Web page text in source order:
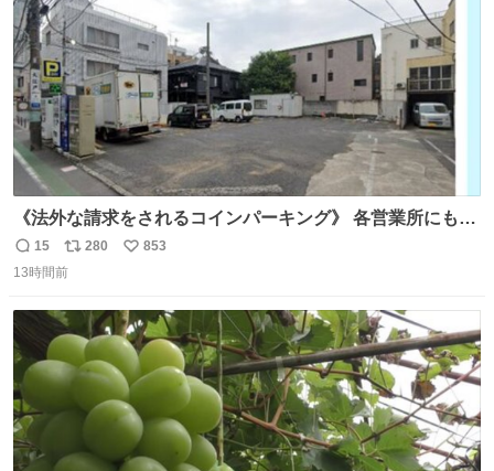
《法外な請求をされるコインパーキング》 各営業所にも前
から告知されていますが、Park Link南青山の敷地内に一瞬
でも車を乗り入れると法外な請求をされ長時間拘束されま
てください！ 東京都港区南青山2-14-20
返
信
15
リ
ポ
ト
数
280
い
数
853
13時間前